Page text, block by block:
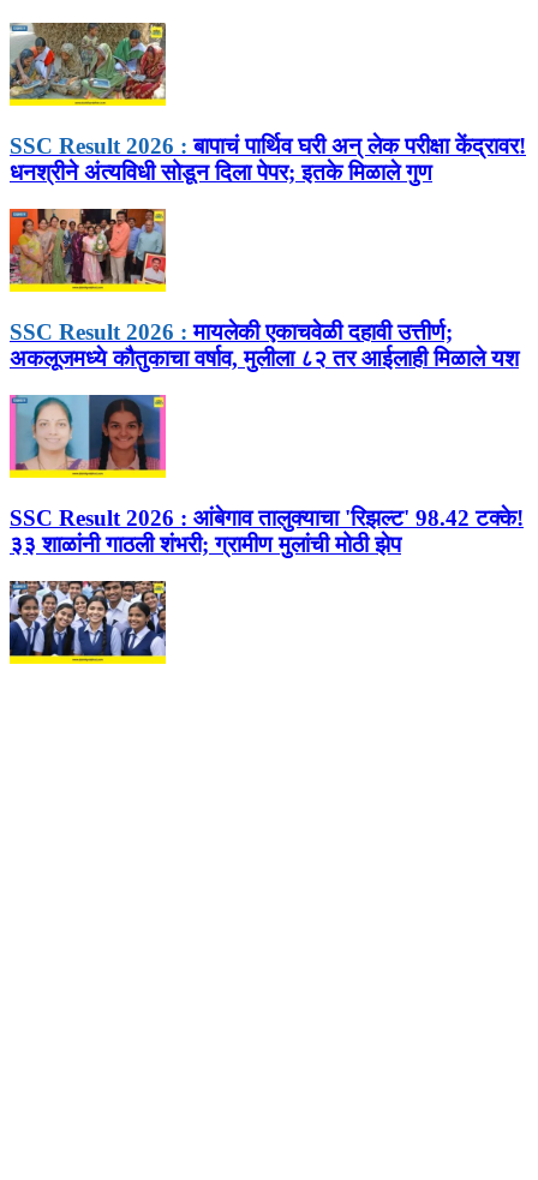
SSC Result 2026 : बापाचं पार्थिव घरी अन् लेक परीक्षा केंद्रावर!
धनश्रीने अंत्यविधी सोडून दिला पेपर; इतके मिळाले गुण
SSC Result 2026 : मायलेकी एकाचवेळी दहावी उत्तीर्ण;
अकलूजमध्ये कौतुकाचा वर्षाव, मुलीला ८२ तर आईलाही मिळाले यश
SSC Result 2026 : आंबेगाव तालुक्याचा 'रिझल्ट' 98.42 टक्के!
३३ शाळांनी गाठली शंभरी; ग्रामीण मुलांची मोठी झेप